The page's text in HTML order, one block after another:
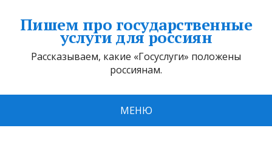
Пишем про государственные
услуги для россиян
Рассказываем, какие «Госуслуги» положены
россиянам.
МЕНЮ